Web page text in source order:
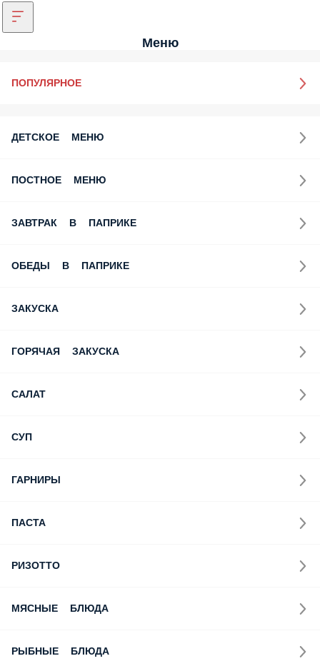
Меню
ПОПУЛЯРНОЕ
ДЕТСКОЕ МЕНЮ
ПОСТНОЕ МЕНЮ
ЗАВТРАК В ПАПРИКЕ
ОБЕДЫ В ПАПРИКЕ
ЗАКУСКА
ГОРЯЧАЯ ЗАКУСКА
САЛАТ
СУП
ГАРНИРЫ
ПАСТА
РИЗОТТО
МЯСНЫЕ БЛЮДА
РЫБНЫЕ БЛЮДА